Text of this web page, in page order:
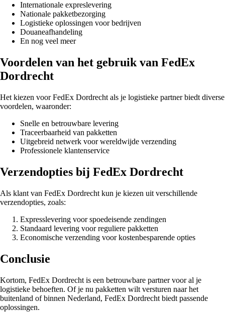
Internationale expreslevering
Nationale pakketbezorging
Logistieke oplossingen voor bedrijven
Douaneafhandeling
En nog veel meer
Voordelen van het gebruik van FedEx
Dordrecht
Het kiezen voor FedEx Dordrecht als je logistieke partner biedt diverse
voordelen, waaronder:
Snelle en betrouwbare levering
Traceerbaarheid van pakketten
Uitgebreid netwerk voor wereldwijde verzending
Professionele klantenservice
Verzendopties bij FedEx Dordrecht
Als klant van FedEx Dordrecht kun je kiezen uit verschillende
verzendopties, zoals:
Expresslevering voor spoedeisende zendingen
Standaard levering voor reguliere pakketten
Economische verzending voor kostenbesparende opties
Conclusie
Kortom, FedEx Dordrecht is een betrouwbare partner voor al je
logistieke behoeften. Of je nu pakketten wilt versturen naar het
buitenland of binnen Nederland, FedEx Dordrecht biedt passende
oplossingen.